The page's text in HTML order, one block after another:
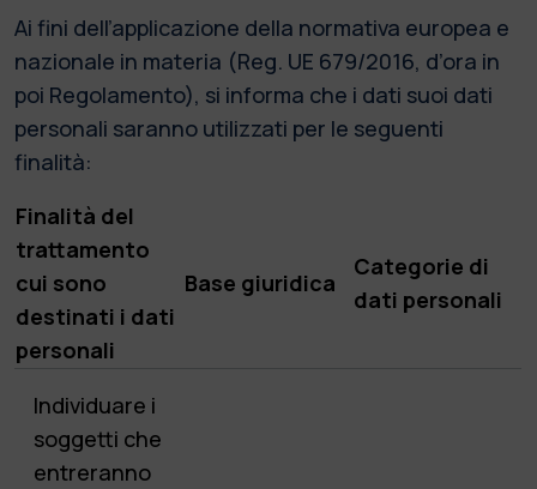
Ai fini dell’applicazione della normativa europea e
nazionale in materia (Reg. UE 679/2016, d’ora in
poi Regolamento), si informa che i dati suoi dati
personali saranno utilizzati per le seguenti
finalità:
Finalità del
trattamento
cui sono
destinati i dati
personali
Base giuridica
Categorie di
dati personali
Individuare i
soggetti che
entreranno